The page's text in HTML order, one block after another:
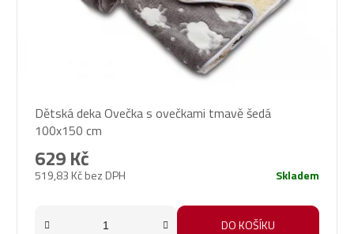
Dětská deka Ovečka s ovečkami tmavě šedá
100x150 cm
519,83 Kč bez DPH
629 Kč
Skladem
DO KOŠÍKU